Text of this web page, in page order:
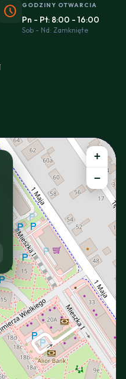
schedule GODZINY OTWARCIA
Pn - Pt: 8:00 - 16:00
Sob - Nd: Zamknięte
+
−